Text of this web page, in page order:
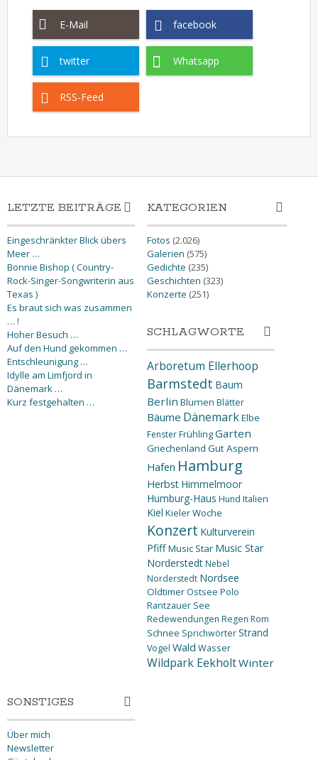
E-Mail facebook
twitter Whatsapp
RSS-Feed
LETZTE BEITRÄGE
Eingeschränkter Blick übers
Meer …
Bonnie Bishop ( Country-
Rock-Singer-Songwriterin aus
Texas )
Es braut sich was zusammen
… !
Hoher Besuch …
Auf den Hund gekommen …
Entschleunigung …
Idylle am Limfjord in
Dänemark …
Kurz festgehalten …
KATEGORIEN
Fotos (2.026)
Galerien (575)
Gedichte (235)
Geschichten (323)
Konzerte (251)
SCHLAGWORTE
Arboretum Ellerhoop
Barmstedt Baum
Berlin Blumen Blätter
Bäume DänemarkElbe
FensterFrühlingGarten
Griechenland Gut Aspern
Hafen Hamburg
Herbst Himmelmoor
Humburg-Haus Hund Italien
Kiel Kieler Woche
Konzert Kulturverein
PfiffMusic Star Music Star
Norderstedt Nebel
Norderstedt Nordsee
OldtimerOstsee Polo
Rantzauer See
Redewendungen Regen Rom
Schnee SprichwörterStrand
Vogel Wald Wasser
Wildpark EekholtWinter
SONSTIGES
Über mich
Newsletter